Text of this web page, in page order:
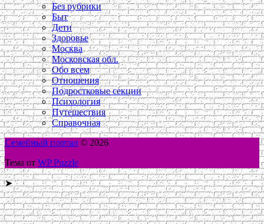
Без рубрики
Быт
Дети
Здоровье
Москва
Московская обл.
Обо всем
Отношения
Подростковые секции
Психология
Путешествия
Справочная
Семейный портал © 2026
Тема от WP Puzzle
➤